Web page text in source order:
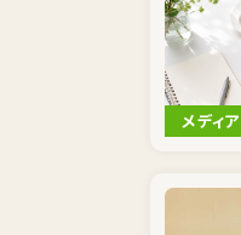
メディア